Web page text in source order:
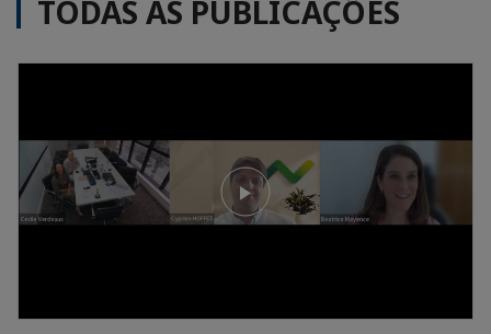
TODAS AS PUBLICAÇÕES